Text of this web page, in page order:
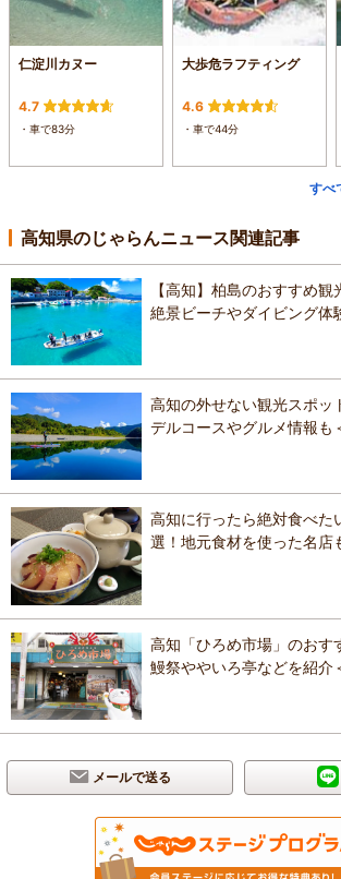
仁淀川カヌー
4.7
・車で83分
大歩危ラフティング
4.6
・車で44分
すべ
高知県のじゃらんニュース関連記事
【高知】柏島のおすすめ観
絶景ビーチやダイビング体
高知の外せない観光スポッ
デルコースやグルメ情報も
高知に行ったら絶対食べた
選！地元食材を使った名店
高知「ひろめ市場」のおす
鰻祭ややいろ亭などを紹介
メールで送る